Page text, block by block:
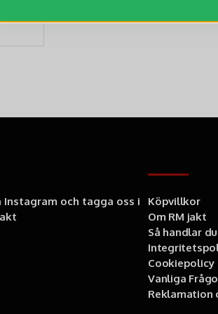
Instagram och tagga oss i
Köpvillkor
Om RM jakt
Så handlar
Cookiepolicy
Vanliga
Reklamation